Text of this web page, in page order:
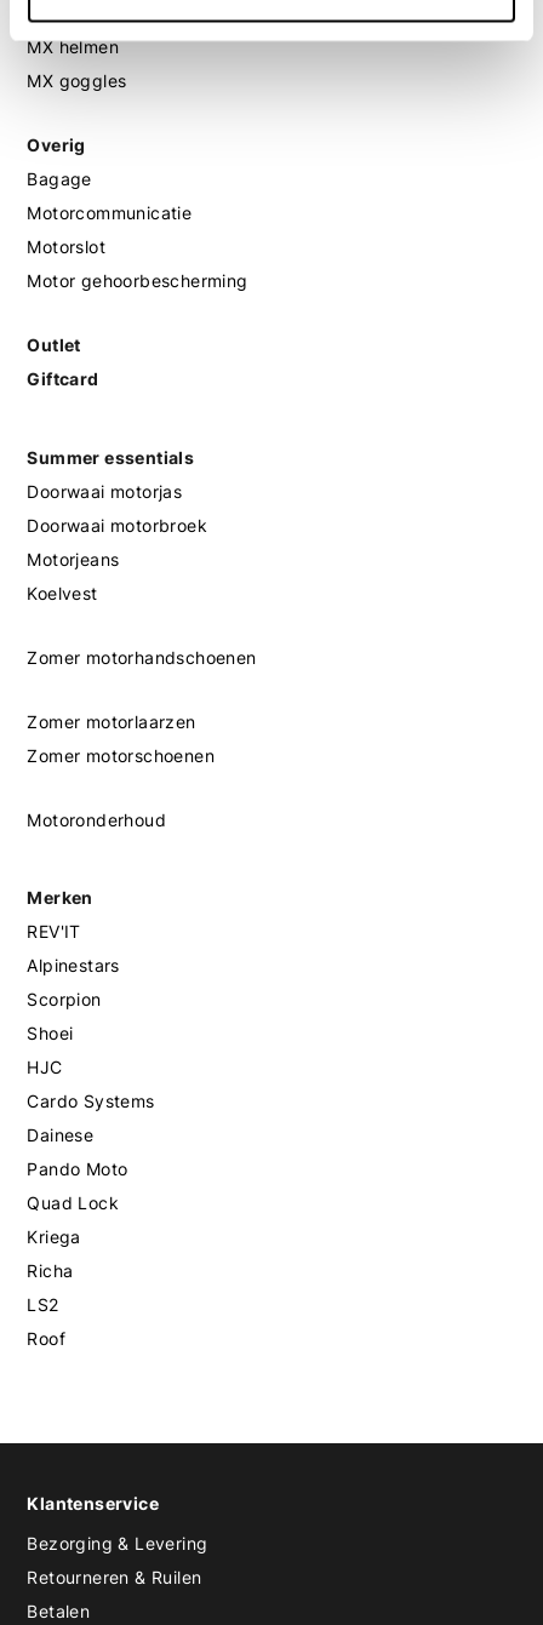
MX helmen
MX goggles
Overig
Bagage
Motorcommunicatie
Motorslot
Motor gehoorbescherming
Outlet
Giftcard
Summer essentials
Doorwaai motorjas
Doorwaai motorbroek
Motorjeans
Koelvest
Zomer motorhandschoenen
Zomer motorlaarzen
Zomer motorschoenen
Motoronderhoud
Merken
REV'IT
Alpinestars
Scorpion
Shoei
HJC
Cardo Systems
Dainese
Pando Moto
Quad Lock
Kriega
Richa
LS2
Roof
Klantenservice
Bezorging & Levering
Retourneren & Ruilen
Betalen